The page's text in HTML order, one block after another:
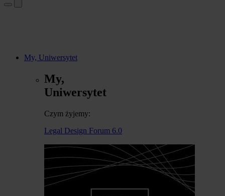
My, Uniwersytet
My,
Uniwersytet
Czym żyjemy:
Legal Design Forum 6.0